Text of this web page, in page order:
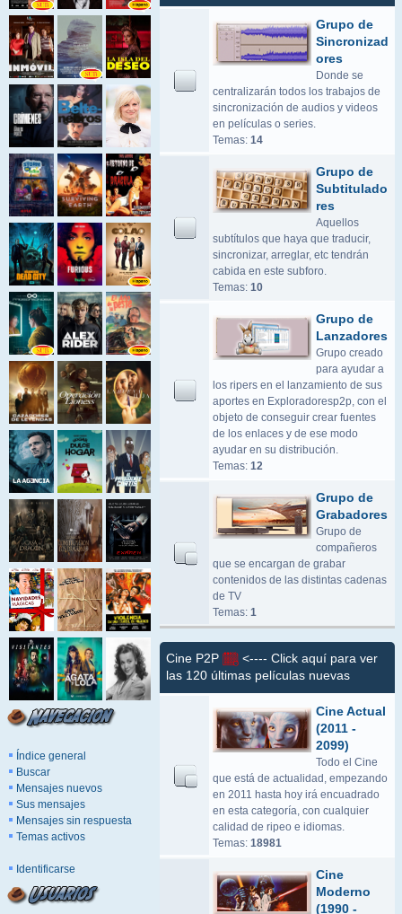
Índice general
Buscar
Mensajes nuevos
Sus mensajes
Mensajes sin respuesta
Temas activos
Identificarse
Grupo de
Sincronizad
ores
Donde se
centralizarán todos los trabajos de
sincronización de audios y videos
en películas o series.
Temas: 14
Grupo de
Subtitulado
res
Aquellos
subtítulos que haya que traducir,
sincronizar, arreglar, etc tendrán
cabida en este subforo.
Temas: 10
Grupo de
Lanzadores
Grupo creado
para ayudar a
los ripers en el lanzamiento de sus
aportes en Exploradoresp2p, con el
objeto de conseguir crear fuentes
de los enlaces y de ese modo
ayudar en su distribución.
Temas: 12
Grupo de
Grabadores
Grupo de
compañeros
que se encargan de grabar
contenidos de las distintas cadenas
de TV
Temas: 1
Cine P2P
<---- Click aquí para ver
las 120 últimas películas nuevas
Cine Actual
(2011 -
2099)
Todo el Cine
que está de actualidad, empezando
en 2011 hasta hoy irá encuadrado
en esta categoría, con cualquier
calidad de ripeo e idiomas.
Temas: 18981
Cine
Moderno
(1990 -